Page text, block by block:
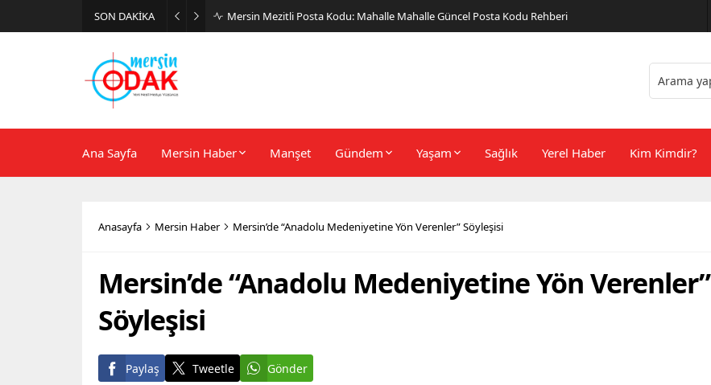
SON DAKİKA Günlük Stil İçin Erkek Sneaker Önerileri
Ana Sayfa Mersin Haber Manşet Gündem Yaşam Sağlık Yerel Haber Kim Kimdir?
Anasayfa Mersin Haber Mersin’de “Anadolu Medeniyetine Yön Verenler” Söyleşisi
Mersin’de “Anadolu Medeniyetine Yön Verenler”
Söyleşisi
Paylaş Tweetle Gönder